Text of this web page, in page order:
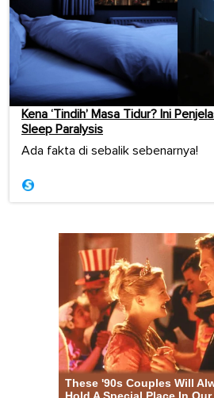
Kena ‘Tindih’ Masa Tidur? Ini
Sleep Paralysis
Ada fakta di sebalik sebenarnya!